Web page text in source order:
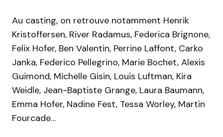
Au casting, on retrouve notamment Henrik
Kristoffersen, River Radamus, Federica Brignone,
Felix Hofer, Ben Valentin, Perrine Laffont, Carko
Janka, Federico Pellegrino, Marie Bochet, Alexis
Guimond, Michelle Gisin, Louis Luftman, Kira
Weidle, Jean-Baptiste Grange, Laura Baumann,
Emma Hofer, Nadine Fest, Tessa Worley, Martin
Fourcade…